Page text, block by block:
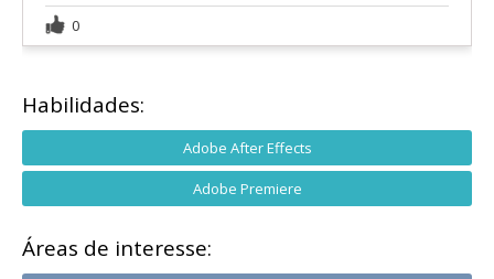
0
Habilidades:
Adobe After Effects
Adobe Premiere
Áreas de interesse: